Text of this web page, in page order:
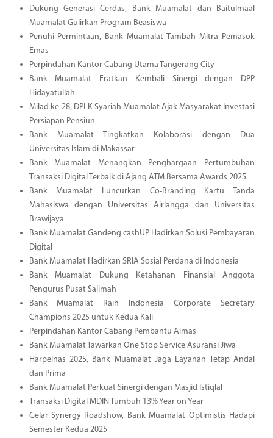
Dukung Generasi Cerdas, Bank Muamalat dan Baitulmaal
Muamalat Gulirkan Program Beasiswa
Penuhi Permintaan, Bank Muamalat Tambah Mitra Pemasok
Emas
Perpindahan Kantor Cabang Utama Tangerang City
Bank Muamalat Eratkan Kembali Sinergi dengan DPP
Hidayatullah
Milad ke-28, DPLK Syariah Muamalat Ajak Masyarakat Investasi
Persiapan Pensiun
Bank Muamalat Tingkatkan Kolaborasi dengan Dua
Universitas Islam di Makassar
Bank Muamalat Menangkan Penghargaan Pertumbuhan
Transaksi Digital Terbaik di Ajang ATM Bersama Awards 2025
Bank Muamalat Luncurkan Co-Branding Kartu Tanda
Mahasiswa dengan Universitas Airlangga dan Universitas
Brawijaya
Bank Muamalat Gandeng cashUP Hadirkan Solusi Pembayaran
Digital
Bank Muamalat Hadirkan SRIA Sosial Perdana di Indonesia
Bank Muamalat Dukung Ketahanan Finansial Anggota
Pengurus Pusat Salimah
Bank Muamalat Raih Indonesia Corporate Secretary
Champions 2025 untuk Kedua Kali
Perpindahan Kantor Cabang Pembantu Aimas
Bank Muamalat Tawarkan One Stop Service Asuransi Jiwa
Harpelnas 2025, Bank Muamalat Jaga Layanan Tetap Andal
dan Prima
Bank Muamalat Perkuat Sinergi dengan Masjid Istiqlal
Transaksi Digital MDIN Tumbuh 13% Year on Year
Gelar Synergy Roadshow, Bank Muamalat Optimistis Hadapi
Semester Kedua 2025